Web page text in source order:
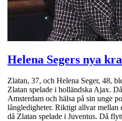
Helena Segers nya
Zlatan, 37, och Helena Seger, 48,
Zlatan spelade i holländska Ajax.
Amsterdam och hälsa på sin unge
långledigheter. Riktigt allvar mellan
då Zlatan spelade i Juventus. Då